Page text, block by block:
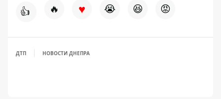
👍 🔥 ♥ 😭 😆 😡
ДТП НОВОСТИ ДНЕПРА